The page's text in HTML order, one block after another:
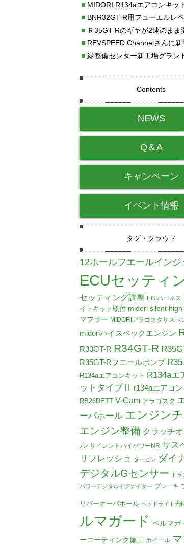
■MIDORI R134aエアコンキットタイプ
■BNR32GT-R用フューエルレベルセンサー
■Ｒ35GT-Rのギヤが2速のまま変速
■REVSPEED Channelさんに新社屋を紹介していた
■緑整備センター新工場グランドオー
Contents
NEWS
Q＆A
キャンペーン
イベント情報
タグ・クラウド
12ホールフエールインジ
ECUセッティ
セッティング調整 EGIハーネス
イトキット取付 midori silent
マフラー MIDORIアラゴスタサスペ
midoriハイスペックエンジン
R33GT-R R34GT-R
R35GT-Rフエールポンプ
R134aエアコンキット R134aエ
ットタイプⅡ
r134aエアコ
RB26DETT V-Cam アラゴスタ
ーバホール エンジン
エンジン整備 クラッチ
ル サイレントハイパワーNR サス
リフレッシュ
タービン ダイ
デジタルGセンサー
ト
パワーデジタルイグナイター ブレーキ
リパーオーバホール ヘッドライト光
ルマガード ペルマガ
ーコーティング施工 ホイール